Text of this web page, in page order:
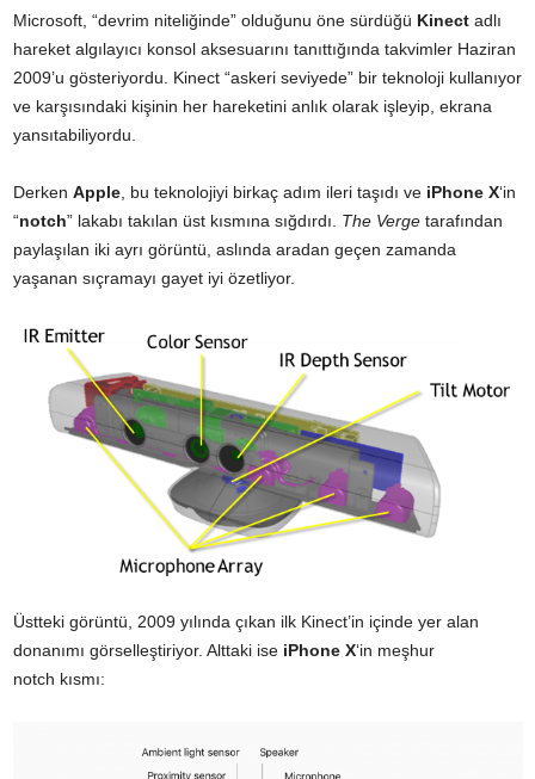
Microsoft, “devrim niteliğinde” olduğunu öne sürdüğü Kinect adlı
hareket algılayıcı konsol aksesuarını tanıttığında takvimler Haziran
2009’u gösteriyordu. Kinect “askeri seviyede” bir teknoloji kullanıyor
ve karşısındaki kişinin her hareketini anlık olarak işleyip, ekrana
yansıtabiliyordu.
Derken Apple , bu teknolojiyi birkaç adım ileri taşıdı ve iPhone X‘in
“notch” lakabı takılan üst kısmına sığdırdı. The Verge tarafından
paylaşılan iki ayrı görüntü, aslında aradan geçen zamanda
yaşanan sıçramayı gayet iyi özetliyor.
Üstteki görüntü, 2009 yılında çıkan ilk Kinect’in içinde yer alan
donanımı görselleştiriyor. Alttaki ise iPhone X‘in meşhur
notch kısmı: